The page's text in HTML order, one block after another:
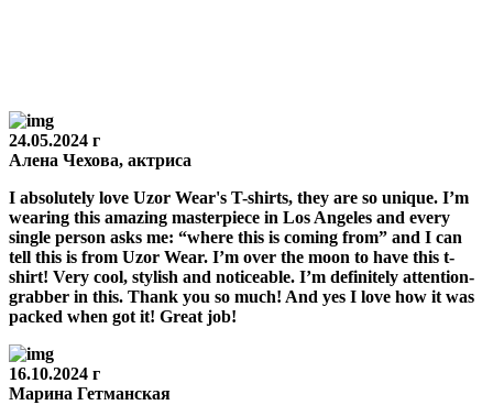
24.05.2024 г
Алена Чехова, актриса
I absolutely love Uzor Wear's T-shirts, they are so unique. I’m
wearing this amazing masterpiece in Los Angeles and every
single person asks me: “where this is coming from” and I can
tell this is from Uzor Wear. I’m over the moon to have this t-
shirt! Very cool, stylish and noticeable. I’m definitely attention-
grabber in this. Thank you so much! And yes I love how it was
packed when got it! Great job!
16.10.2024 г
Марина Гетманская